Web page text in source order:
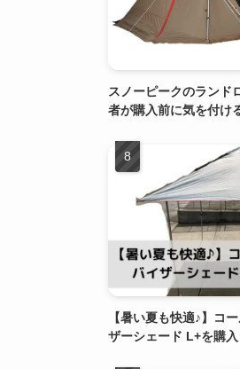
スノーピークのランド
者が購入前に気を付け
【暑い夏も快適♪】コ
ザーシェード L+を購